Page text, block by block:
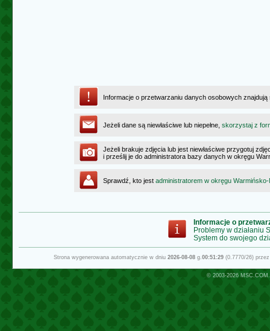
Informacje o przetwarzaniu danych osobowych
Jeżeli dane są niewłaściwe lub niepełne, skorzystaj z
Jeżeli brakuje zdjęcia lub jest niewłaściwe przygotuj
i prześlij je do administratora bazy danych w okręgu
Sprawdź, kto jest administratorem w okręgu
Informacje o
Problemy w działaniu
System do swojego
Strona wygenerowana automatycznie w dniu 2026-08-08g.00:51:29(0.7770/26)
© 2003-2026